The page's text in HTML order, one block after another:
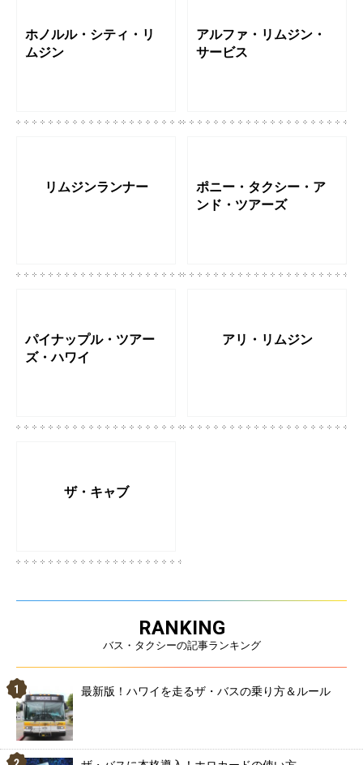
ホノルル・シティ・リ
ムジン
アルファ・リムジン・
サービス
リムジンランナー
ポニー・タクシー・ア
ンド・ツアーズ
パイナップル・ツアー
ズ・ハワイ
アリ・リムジン
ザ・キャブ
RANKING
バス・タクシーの記事ランキング
最新版！ハワイを走るザ・バスの乗り方＆ルール